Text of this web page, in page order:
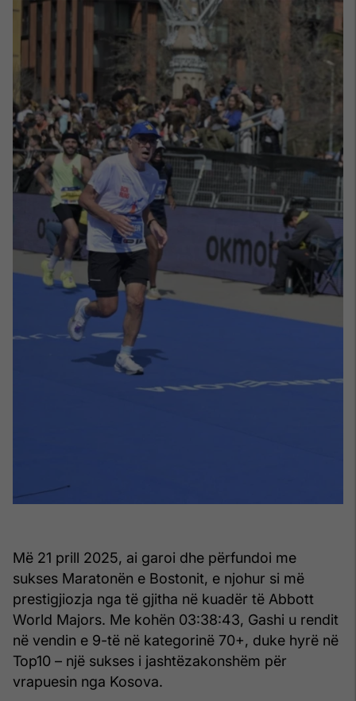
Më 21 prill 2025, ai garoi dhe përfundoi me
sukses Maratonën e Bostonit, e njohur si më
prestigjiozja nga të gjitha në kuadër të Abbott
World Majors. Me kohën 03:38:43, Gashi u rendit
në vendin e 9-të në kategorinë 70+, duke hyrë në
Top10 – një sukses i jashtëzakonshëm për
vrapuesin nga Kosova.